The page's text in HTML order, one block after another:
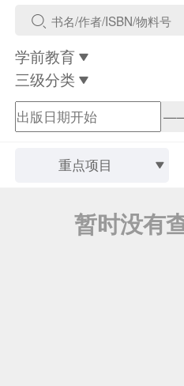
学前教育
三级分类
重点项目
暂时没有